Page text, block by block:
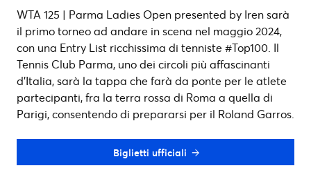
WTA 125 | Parma Ladies Open presented by Iren sarà
il primo torneo ad andare in scena nel maggio 2024,
con una Entry List ricchissima di tenniste #Top100. Il
Tennis Club Parma, uno dei circoli più affascinanti
d’Italia, sarà la tappa che farà da ponte per le atlete
partecipanti, fra la terra rossa di Roma a quella di
Parigi, consentendo di prepararsi per il Roland Garros.
Biglietti ufficiali